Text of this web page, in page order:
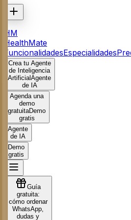
HM
HealthMate
FuncionalidadesEspecialidades
Crea tu Agente
de Inteligencia
ArtificialAgente
de IA
Agenda una
demo
gratuitaDemo
gratis
Agente
de IA
Demo
gratis
Guía
gratuita:
cómo ordenar
WhatsApp,
dudas y